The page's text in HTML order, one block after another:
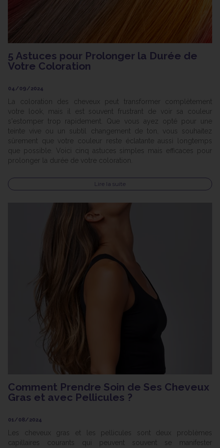
5 Astuces pour Prolonger la Durée de
Votre Coloration
04/09/2024
La coloration des cheveux peut transformer complètement
votre look, mais il est souvent frustrant de voir sa couleur
s'estomper trop rapidement. Que vous ayez opté pour une
teinte vive ou un subtil changement de ton, vous souhaitez
sûrement que votre couleur reste éclatante aussi longtemps
que possible. Voici cinq astuces simples mais efficaces pour
prolonger la durée de votre coloration.
Lire la suite
Comment Prendre Soin de Ses Cheveux
Gras et avec Pellicules ?
01/08/2024
Les cheveux gras et les pellicules sont deux problèmes
capillaires courants qui peuvent souvent se manifester